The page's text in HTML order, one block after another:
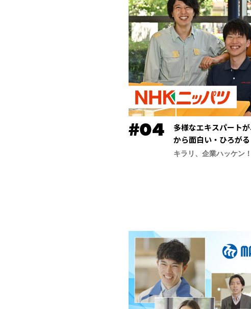
多様なエキスパート
から面白い・ひろが
ッパツ）】
キラリ、企業ハッケン！